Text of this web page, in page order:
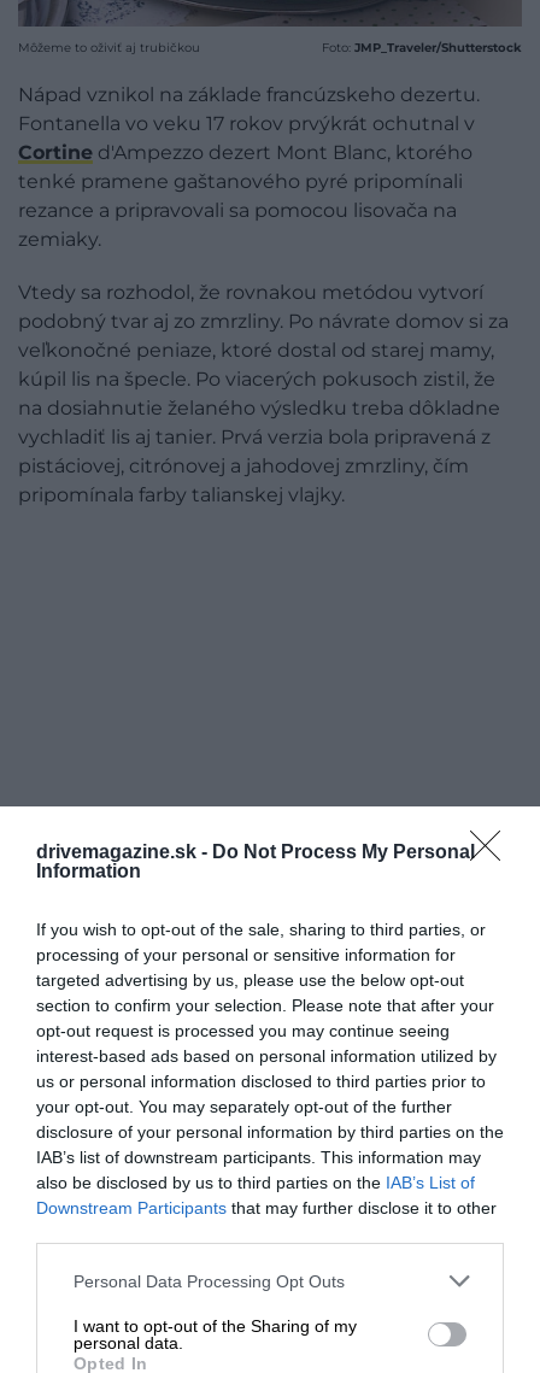
drivemagazine.sk - Do Not Process My Personal
Information
If you wish to opt-out of the sale, sharing to third parties, or
processing of your personal or sensitive information for
targeted advertising by us, please use the below opt-out
section to confirm your selection. Please note that after your
opt-out request is processed you may continue seeing
interest-based ads based on personal information utilized by
us or personal information disclosed to third parties prior to
your opt-out. You may separately opt-out of the further
disclosure of your personal information by third parties on the
IAB’s list of downstream participants. This information may
also be disclosed by us to third parties on the IAB’s List of
Downstream Participants that may further disclose it to other
Please note that this website/app uses one or more Google
not limited to your visit or usage behaviour. You may click to
grant or deny consent to Google and its third-party tags to
Personal Data Processing Opt Outs
I want to opt-out of the Sharing of my
personal data.
Opted In
Môžeme to oživiť aj trubičkou Foto: JMP_Traveler/Shutterstock
Nápad vznikol na základe francúzskeho dezertu.
Fontanella vo veku 17 rokov prvýkrát ochutnal v
Cortine d'Ampezzo dezert Mont Blanc, ktorého
tenké pramene gaštanového pyré pripomínali
rezance a pripravovali sa pomocou lisovača na
zemiaky.
Vtedy sa rozhodol, že rovnakou metódou vytvorí
podobný tvar aj zo zmrzliny. Po návrate domov si za
veľkonočné peniaze, ktoré dostal od starej mamy,
kúpil lis na špecle. Po viacerých pokusoch zistil, že
na dosiahnutie želaného výsledku treba dôkladne
vychladiť lis aj tanier. Prvá verzia bola pripravená z
pistáciovej, citrónovej a jahodovej zmrzliny, čím
pripomínala farby talianskej vlajky.
Fontanella neskôr prešiel na vanilkovú zmrzlinu.
Vzhľad paradajkovej omáčky sa spočiatku pokúšal
pyré. Posledná zložka dezertu vznikla tiež náhodou,
keď na Veľkú noc nastrúhal na strúhadle na syr biele
čokoládové vajíčko.